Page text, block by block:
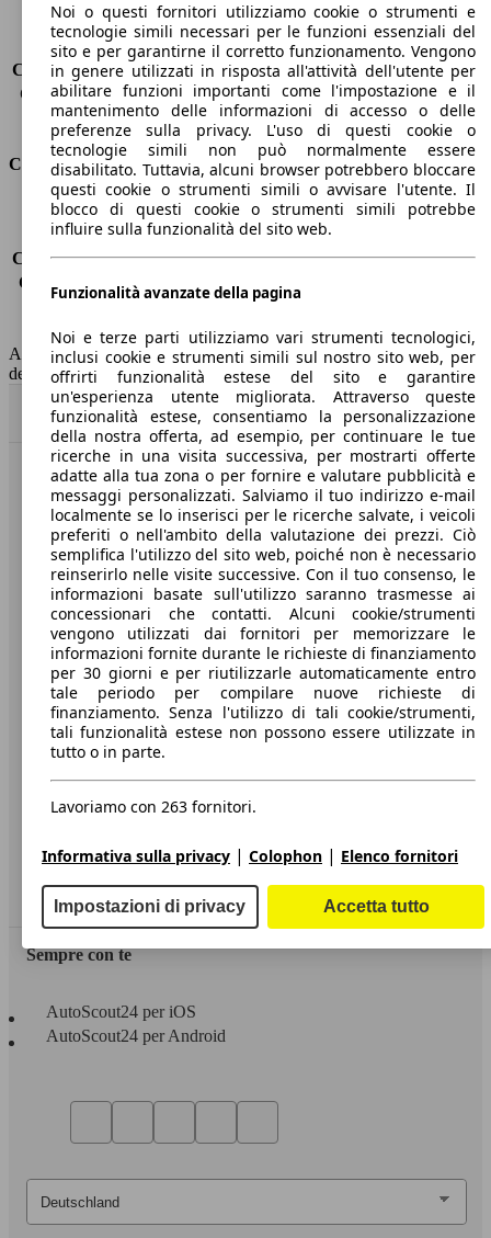
Sedili
5
Carico sul tetto
-
Capacità di traino (senza freni) -
Capacità di traino (con freni)
1850 kg
Volume del bagagliaio
572 l
Consumi
Emissioni di CO2*
118 g/km (komb.)
Consumo (urbano)
5.0 l/100km
Consumo (extra-urbano) 4.3 l/100km
Consumo (combinato)*
4.5 l/100km
Capacità del serbatoio
52 l
AutoScout24 non si assume alcuna responsabilità per la correttezza
dei dati.
Torna su
Benvenuti su AutoScout24, il mercato auto europeo.
Società
A proposito di AutoScout24
Stampa
Media
Condizioni generali
Informazioni
Privacy
Dichiarazione di Accessibilità
Servizi
Area rivenditori
Sempre con te
AutoScout24 per iOS
AutoScout24 per Android
Noi o questi fornitori utilizziamo cookie o strumenti e
tecnologie simili necessari per le funzioni essenziali del
sito e per garantirne il corretto funzionamento. Vengono
in genere utilizzati in risposta all'attività dell'utente per
abilitare funzioni importanti come l'impostazione e il
mantenimento delle informazioni di accesso o delle
preferenze sulla privacy. L'uso di questi cookie o
tecnologie simili non può normalmente essere
disabilitato. Tuttavia, alcuni browser potrebbero bloccare
questi cookie o strumenti simili o avvisare l'utente. Il
blocco di questi cookie o strumenti simili potrebbe
influire sulla funzionalità del sito web.
Funzionalità avanzate della pagina
Noi e terze parti utilizziamo vari strumenti tecnologici,
inclusi cookie e strumenti simili sul nostro sito web, per
offrirti funzionalità estese del sito e garantire
un'esperienza utente migliorata. Attraverso queste
funzionalità estese, consentiamo la personalizzazione
della nostra offerta, ad esempio, per continuare le tue
ricerche in una visita successiva, per mostrarti offerte
adatte alla tua zona o per fornire e valutare pubblicità e
messaggi personalizzati. Salviamo il tuo indirizzo e-mail
localmente se lo inserisci per le ricerche salvate, i veicoli
preferiti o nell'ambito della valutazione dei prezzi. Ciò
semplifica l'utilizzo del sito web, poiché non è necessario
reinserirlo nelle visite successive. Con il tuo consenso, le
informazioni basate sull'utilizzo saranno trasmesse ai
concessionari che contatti. Alcuni cookie/strumenti
vengono utilizzati dai fornitori per memorizzare le
informazioni fornite durante le richieste di finanziamento
per 30 giorni e per riutilizzarle automaticamente entro
tale periodo per compilare nuove richieste di
finanziamento. Senza l'utilizzo di tali cookie/strumenti,
tali funzionalità estese non possono essere utilizzate in
tutto o in parte.
Lavoriamo con 263 fornitori.
Informativa sulla privacy | Colophon | Elenco fornitori
Impostazioni di privacy Accetta tutto